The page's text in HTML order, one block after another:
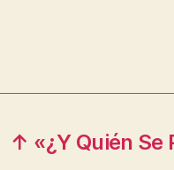
↑ «¿Y Quién Se